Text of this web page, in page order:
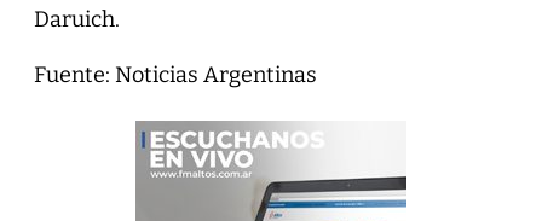
Daruich.
Fuente: Noticias Argentinas